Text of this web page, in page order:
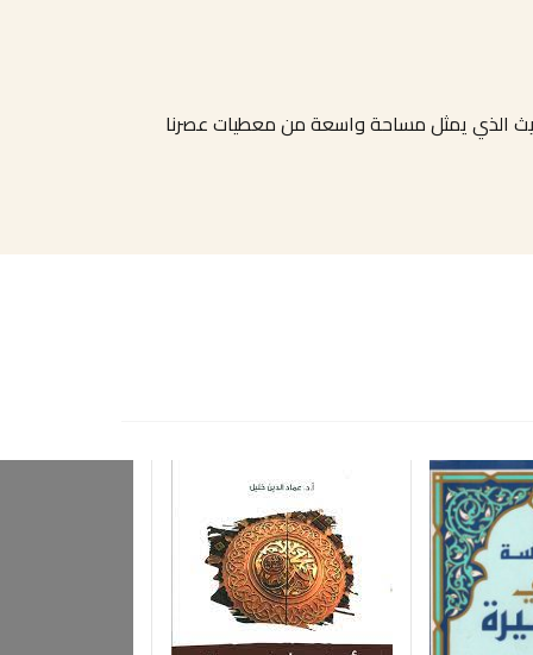
الذي يمثل مساحة واسعة من معطيات عصرنا